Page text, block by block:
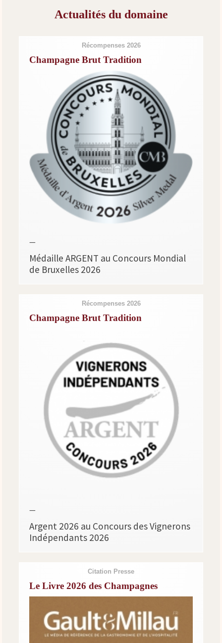
Actualités du domaine
Récompenses 2026
Champagne Brut Tradition
—
Médaille ARGENT au Concours Mondial
de Bruxelles 2026
Récompenses 2026
Champagne Brut Tradition
—
Argent 2026 au Concours des Vignerons
Indépendants 2026
Citation Presse
Le Livre 2026 des Champagnes